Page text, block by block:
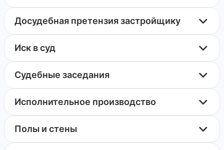
Досудебная претензия застройщику
Иск в суд
Судебные заседания
Исполнительное производство
Полы и стены